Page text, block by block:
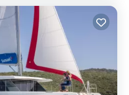
pour...